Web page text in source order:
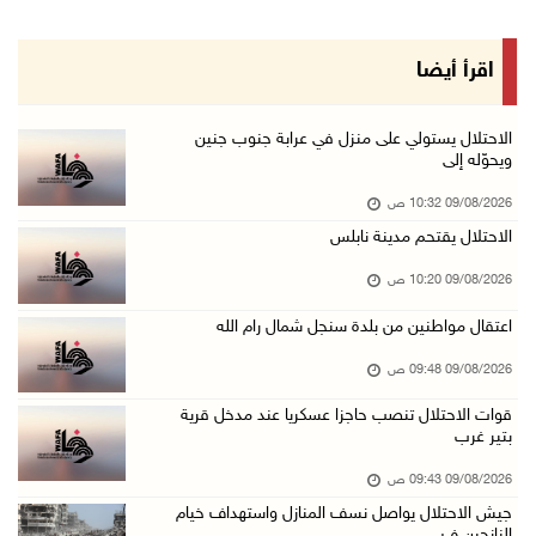
مستعمرون إرهابيون يحرقون مسكنا بمسافر يطا جنو ...
أسعار العملات مقابل الشيقل
09/آب/2026 08:44 ص
الاحتلال يقتحم عدة قرى في نابلس ويداهم منازل ...
أبرز عناوين الصحف الفلسطينية
09/آب/2026 08:32 ص
مستعمرون إرهابيون يسرقون جرارا زراعيا من بيت ...
حملة في الولايات المتحدة تدعو الأطباء لمقاطعة ...
09/آب/2026 08:27 ص
مصر: تهجير الفلسطينيين خط أحمر ومخطط مرفوض
اقرأ أيضا
الاحتلال يستولي على منزل في عرابة جنوب جنين
ويحوّله إلى
09/08/2026 10:32 ص
الاحتلال يقتحم مدينة نابلس
09/08/2026 10:20 ص
اعتقال مواطنين من بلدة سنجل شمال رام الله
09/08/2026 09:48 ص
قوات الاحتلال تنصب حاجزا عسكريا عند مدخل قرية
بتير غرب
09/08/2026 09:43 ص
جيش الاحتلال يواصل نسف المنازل واستهداف خيام